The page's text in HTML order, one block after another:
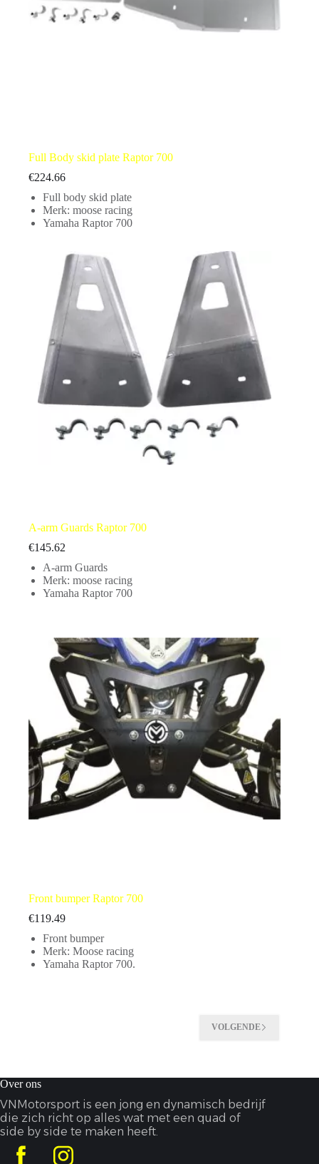
Full Body skid plate Raptor 700
€224.66
Full body skid plate
Merk: moose racing
Yamaha Raptor 700
A-arm Guards Raptor 700
€145.62
A-arm Guards
Merk: moose racing
Yamaha Raptor 700
Front bumper Raptor 700
€119.49
Front bumper
Merk: Moose racing
Yamaha Raptor 700.
VOLGENDE
Over ons
VNMotorsport is een jong en dynamisch bedrijf
die zich richt op alles wat met een quad of
side by side te maken heeft.